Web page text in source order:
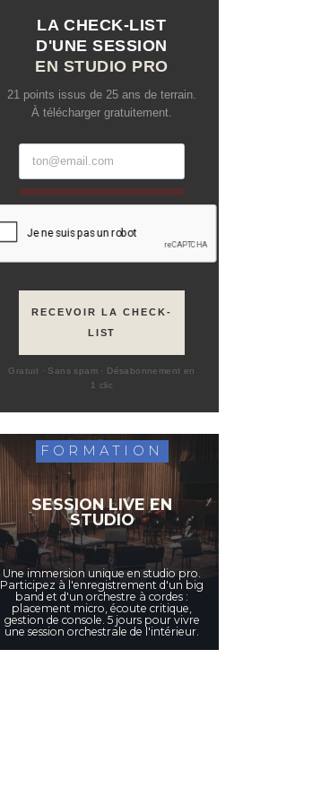
LA CHECK-LIST
D'UNE SESSION
EN STUDIO PRO
21 points issus de 25 ans de terrain.
À télécharger gratuitement.
RECEVOIR LA CHECK-
LIST
Gratuit · Sans spam · Désabonnement en
1 clic
FORMATION
SESSION LIVE EN
STUDIO
Une immersion unique en studio pro.
Participez à l'enregistrement d'un big
band et d'un orchestre à cordes :
placement micro, écoute critique,
gestion de console. 5 jours pour vivre
une session orchestrale de l'intérieur.